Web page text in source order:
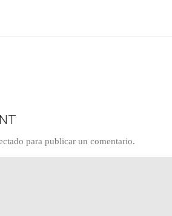
para publicar un comentario.